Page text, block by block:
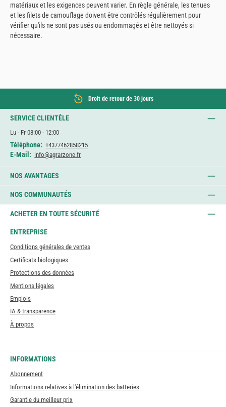
matériaux et les exigences peuvent varier. En règle générale, les tenues
et les filets de camouflage doivent être contrôlés régulièrement pour
vérifier qu'ils ne sont pas usés ou endommagés et être nettoyés si
nécessaire.
Droit de retour de 30 jours
SERVICE CLIENTÈLE
Lu - Fr 08:00 - 12:00
Téléphone: +4377462858215
E-Mail: info@agrarzone.fr
NOS AVANTAGES
NOS COMMUNAUTÉS
ACHETER EN TOUTE SÉCURITÉ
ENTREPRISE
Conditions générales de ventes
Certificats biologiques
Protections des données
Mentions légales
Emplois
IA & transparence
À propos
INFORMATIONS
Abonnement
Informations relatives à l'élimination des batteries
Garantie du meilleur prix